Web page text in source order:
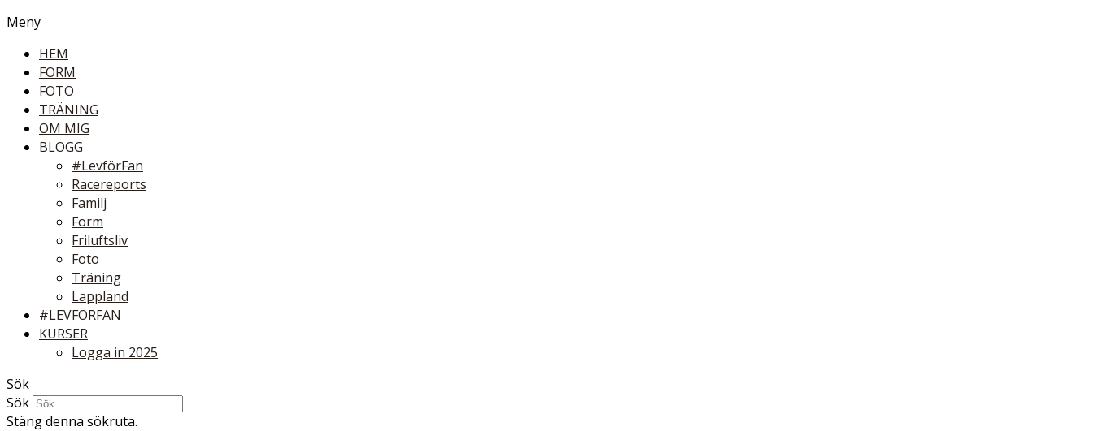
Meny
HEM
FORM
FOTO
TRÄNING
OM MIG
BLOGG
#LevförFan
Racereports
Familj
Form
Friluftsliv
Foto
Träning
Lappland
#LEVFÖRFAN
KURSER
Logga in 2025
Sök
Sök
Stäng denna sökruta.